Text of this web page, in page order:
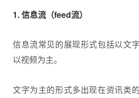
1. 信息流（feed流）
信息流常见的展现形式包括以文
以视频为主。
文字为主的形式多出现在资讯类